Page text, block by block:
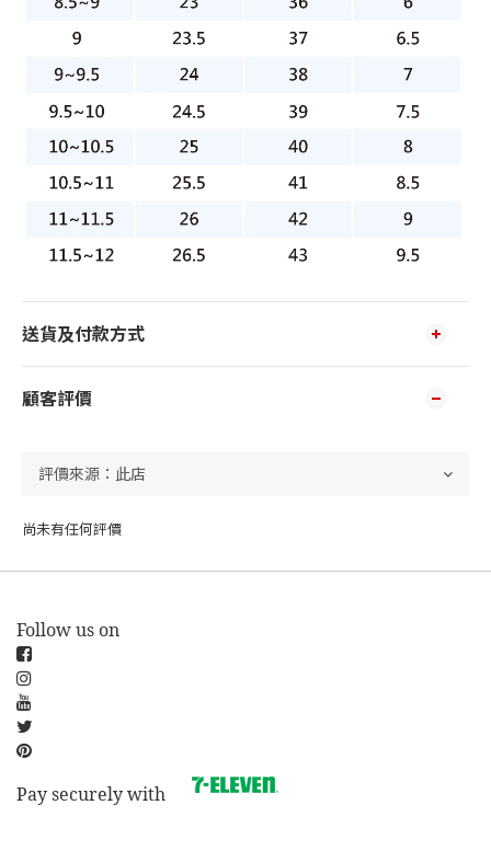
送貨及付款方式
顧客評價
尚未有任何評價
Follow us on
Pay securely with